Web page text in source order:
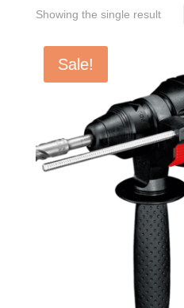
Showing the single result
Sale!